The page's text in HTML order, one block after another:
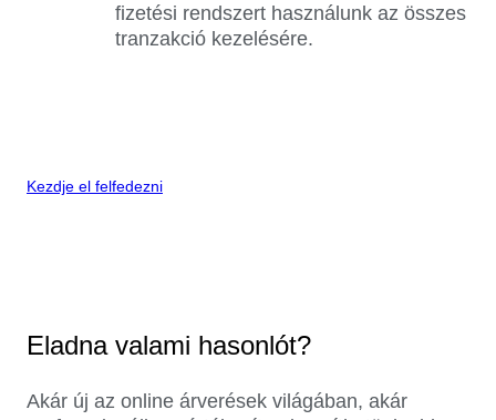
fizetési rendszert használunk az összes
tranzakció kezelésére.
Kezdje el felfedezni
Eladna valami hasonlót?
Akár új az online árverések világában, akár